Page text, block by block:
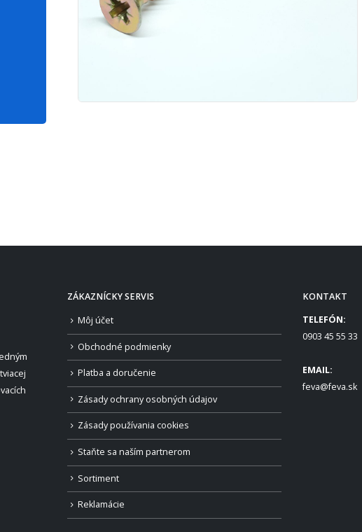
ZÁKAZNÍCKY SERVIS
Môj účet
Obchodné podmienky
Platba a doručenie
Zásady ochrany osobných údajov
Zásady používania cookies
Staňte sa naším partnerom
Sortiment
Reklamácie
KONTAKT
TELEFÓN:
0903 45 55 33
EMAIL:
feva@feva.sk